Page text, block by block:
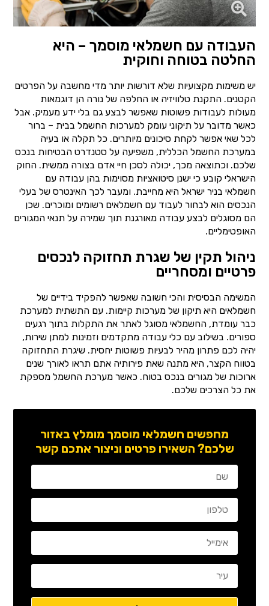
העבודה עם חשמלאי מוסמך – היא
החלטה בטוחה וחוקית
יש משימות מקצועיות שלא דורשות יותר מדי מחשבה על הפרטים
הקטנים. התקנת טלוויזיה או החלפה של נורה הן דוגמאות
מעולות לעבודות פשוטות שאפשר לבצע גם בלי ידע מעמיק. אבל
כאשר מדובר על תיקוני עומק למערכות החשמל בבית – ברור
לכל שאי אפשר לקחת סיכונים מיותרים. כל תקלה או בעיה
במערכת החשמל הכללית, משפיעה על סטנדרט הבטיחות בנכס
שלכם. וכתוצאה מכך, יכולה לסכן חיי אדם בצורה ממשית. החוק
הישראלי קובע כי ישנן סיטואציות מסוימות בהן עבודה עם
חשמלאי בניר ישראל היא מחייבת. ומעבר לכך האינטרס של בעלי
הנכסים הוא לבחור לעבוד עם חשמלאים רשומים ומוכרים. שכן
הם מסוגלים לבצע עבודה מאורגנת תוך שמירה על תנאי המגורים
האופטימליים.
ניהול תקין של שגרת תחזוקה לנכסים
פרטיים ומסחריים
המשימה הבסיסית והכי חשובה שאפשר להפקיד בידיים של
חשמלאים היא תיקון של מערכות קיימות. עם התשתית למערכת
כבר עומדת, החשמלאי מסוגל לאתר את התקלות בתוך רגעים
ספורים. בשילוב עם כלי עבודה מתקדמים וזמינות למתן שירות,
יהיה לכם פתרון מהיר לבעיות פשוטות יחסית. שיגרת התחזוקה
בטווח הקצר, היא מתנה שאת פירותיה אתם תראו לאורך שנים
ארוכות של מגורים בנכס בטוח. כאשר מערכת החשמל מספקת
את כל הצרכים שלכם.
מחפשים חשמלאי מוסמך מומלץ באזור
שלכם? השאירו פרטים וניצור אתכם קשר